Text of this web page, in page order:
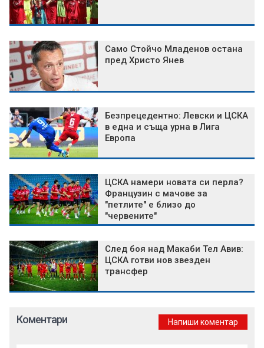
Само Стойчо Младенов остана
пред Христо Янев
Безпрецедентно: Левски и ЦСКА
в една и съща урна в Лига
Европа
ЦСКА намери новата си перла?
Французин с мачове за
"петлите" е близо до
"червените"
След боя над Макаби Тел Авив:
ЦСКА готви нов звезден
трансфер
Коментари Напиши коментар